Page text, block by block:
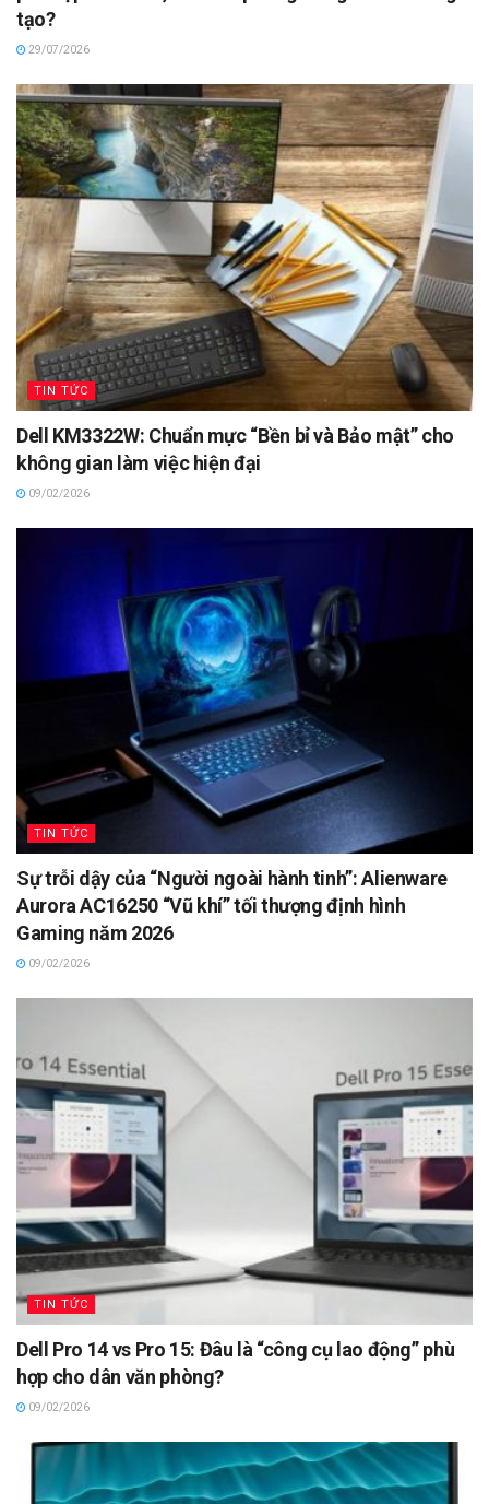
tạo?
29/07/2026
TIN TỨC
Dell KM3322W: Chuẩn mực “Bền bỉ và Bảo mật” cho
không gian làm việc hiện đại
09/02/2026
TIN TỨC
Sự trỗi dậy của “Người ngoài hành tinh”: Alienware
Aurora AC16250 “Vũ khí” tối thượng định hình
Gaming năm 2026
09/02/2026
TIN TỨC
Dell Pro 14 vs Pro 15: Đâu là “công cụ lao động” phù
hợp cho dân văn phòng?
09/02/2026